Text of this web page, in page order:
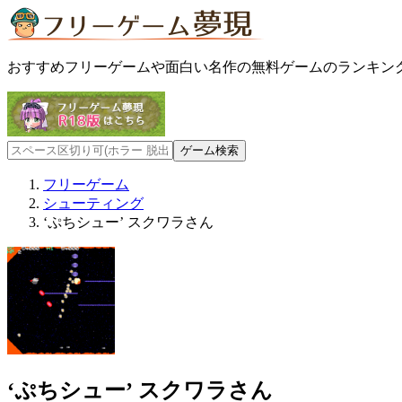
おすすめフリーゲームや面白い名作の無料ゲームのランキン
フリーゲーム
シューティング
‘ぷちシュー’ スクワラさん
‘ぷちシュー’ スクワラさん